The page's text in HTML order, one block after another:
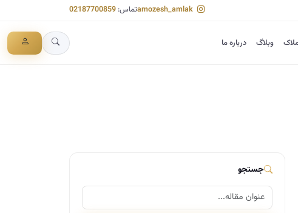
تماس: 02187700859
وبلاگ درباره ما
جستجو